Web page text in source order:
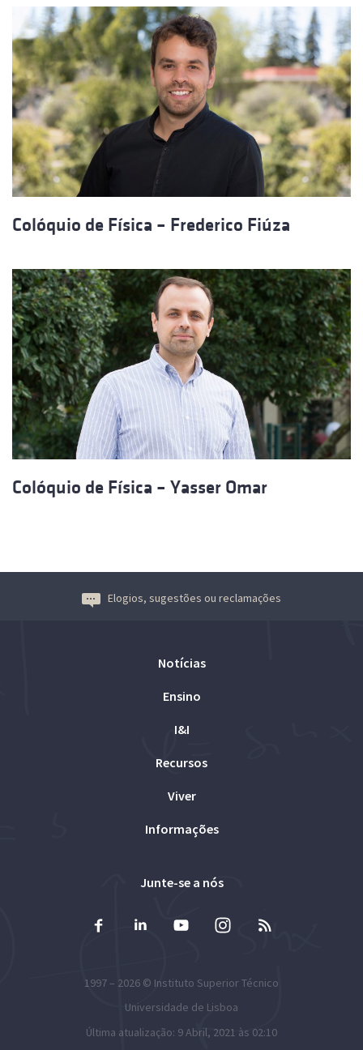
Colóquio de Física – Frederico Fiúza
Colóquio de Física – Yasser Omar
Elogios, sugestões ou reclamações
Notícias
Ensino
I&I
Recursos
Viver
Informações
Junte-se a nós
1997 – 2026 © Instituto Superior Técnico
Universidade de Lisboa
Última atualização: 9 Abril, 2021 às 02:10